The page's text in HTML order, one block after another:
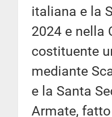
italiana e la
2024 e nella
costituente
mediante
e la Santa
Armate,